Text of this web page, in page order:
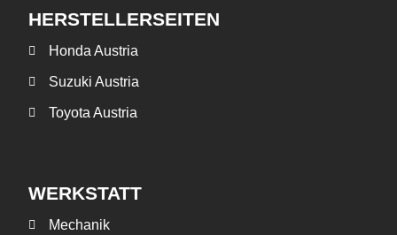
HERSTELLERSEITEN
Honda Austria
Suzuki Austria
Toyota Austria
WERKSTATT
Mechanik